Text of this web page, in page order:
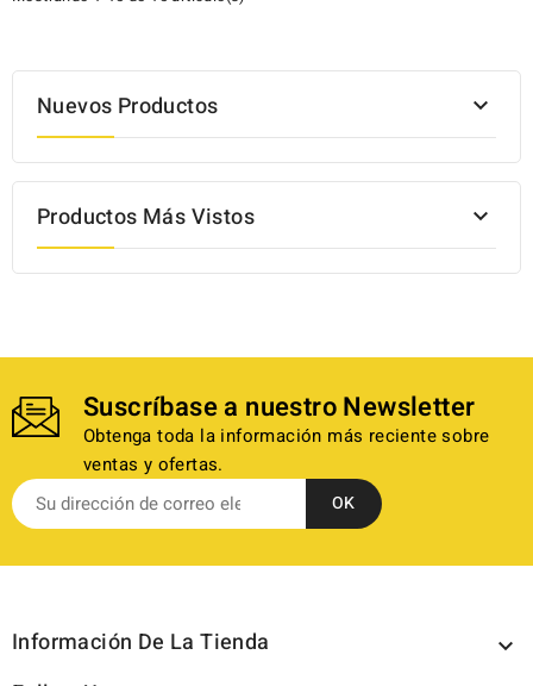
Nuevos Productos 
Productos Más Vistos 
Suscríbase a nuestro Newsletter
Obtenga toda la información más reciente sobre
ventas y ofertas.
Información De La Tienda 